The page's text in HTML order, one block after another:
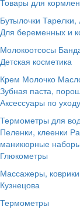
Бутылочки Тарелки,
Для беременных и
Молокоотсосы
Детская косметика
Крем Молочко
Зубная паста,
Аксессуары по
Термометры для
Пеленки, клеенки
маникюрные наборы
Глюкометры
Массажеры,
Кузнецова
Термометры